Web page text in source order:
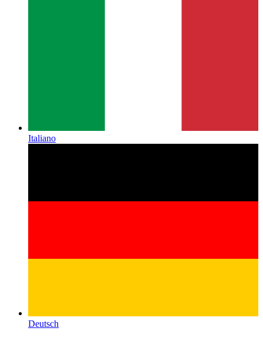
Italiano
Deutsch